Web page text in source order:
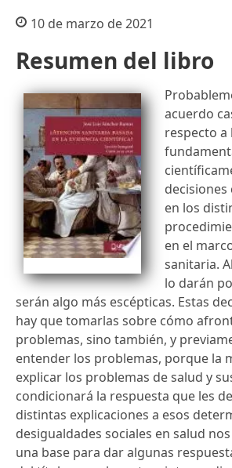
10 de marzo de 2021
Resumen del libro
acuerdo
respecto a
decisiones
en los
en el
sanitaria.
lo darán
serán algo más escépticas. Estas
hay que tomarlas sobre cómo
problemas, sino también, y
entender los problemas, porque la
explicar los problemas de salud y
condicionará la respuesta que les
distintas explicaciones a esos
desigualdades sociales en salud
una base para dar algunas